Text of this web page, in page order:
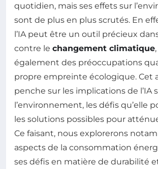
quotidien, mais ses effets sur
sont de plus en plus scrutés. En
l’IA peut être un outil précieux
contre le changement climatique
également des préoccupations
propre empreinte écologique. Cet
penche sur les implications de l’IA
l’environnement, les défis qu’elle
les solutions possibles pour
Ce faisant, nous explorerons
aspects de la consommation
ses défis en matière de durabilité